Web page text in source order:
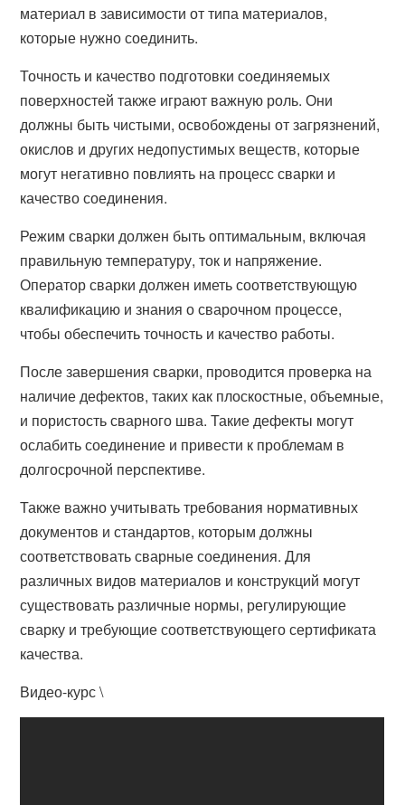
материал в зависимости от типа материалов,
которые нужно соединить.
Точность и качество подготовки соединяемых
поверхностей также играют важную роль. Они
должны быть чистыми, освобождены от загрязнений,
окислов и других недопустимых веществ, которые
могут негативно повлиять на процесс сварки и
качество соединения.
Режим сварки должен быть оптимальным, включая
правильную температуру, ток и напряжение.
Оператор сварки должен иметь соответствующую
квалификацию и знания о сварочном процессе,
чтобы обеспечить точность и качество работы.
После завершения сварки, проводится проверка на
наличие дефектов, таких как плоскостные, объемные,
и пористость сварного шва. Такие дефекты могут
ослабить соединение и привести к проблемам в
долгосрочной перспективе.
Также важно учитывать требования нормативных
документов и стандартов, которым должны
соответствовать сварные соединения. Для
различных видов материалов и конструкций могут
существовать различные нормы, регулирующие
сварку и требующие соответствующего сертификата
качества.
Видео-курс \